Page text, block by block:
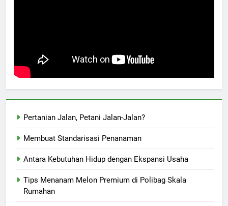
Pertanian Jalan, Petani Jalan-Jalan?
Membuat Standarisasi Penanaman
Antara Kebutuhan Hidup dengan Ekspansi Usaha
Tips Menanam Melon Premium di Polibag Skala
Rumahan